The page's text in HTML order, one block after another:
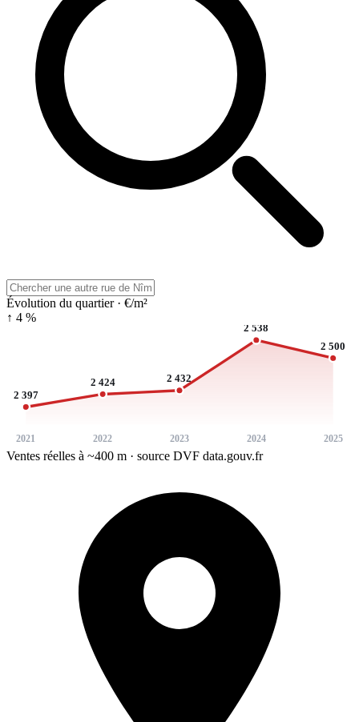
Évolution du quartier · €/m²
↑ 4 %
2 397
2021
2 424
2022
2 432
2023
2 538
2024
2 500
2025
Ventes réelles à ~400 m · source DVF data.gouv.fr